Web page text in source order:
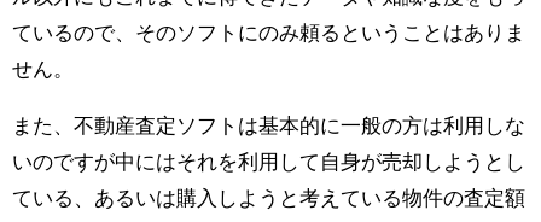
ているので、そのソフトにのみ頼るということはありま
せん。
また、不動産査定ソフトは基本的に一般の方は利用しな
いのですが中にはそれを利用して自身が売却しようとし
ている、あるいは購入しようと考えている物件の査定額